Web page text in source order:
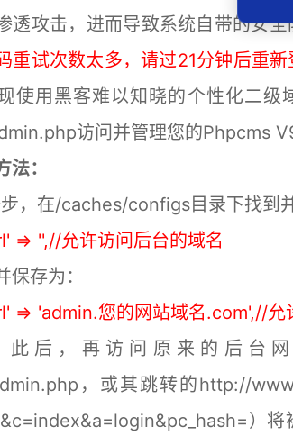
透攻击，进而导致系统自带的安
重试次数太多，请过21分钟后重新
使用黑客难以知晓的个性化二
访问并管理您的Phpcms
：
在/caches/configs目录下找到并
=> '',//允许访问后台的域名
保存为：
=> 'admin.您的网站域名.com',//允
再访问原来的后台网址
，或其跳转的http://
）将